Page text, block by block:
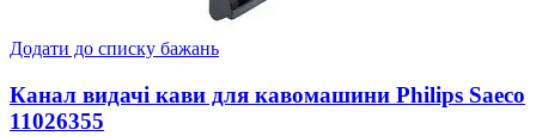
Додати до списку бажань
Канал видачі кави для кавомашини Philips Saeco
11026355